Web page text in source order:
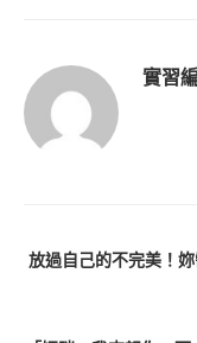
實習
放過自己的不完美！